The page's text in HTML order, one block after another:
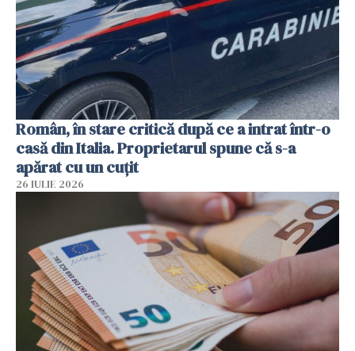
Român, în stare critică după ce a intrat într-o
casă din Italia. Proprietarul spune că s-a
apărat cu un cuțit
26 IULIE 2026